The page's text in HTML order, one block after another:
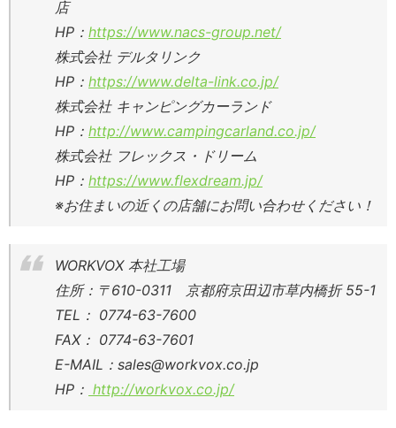
店
HP： https://www.nacs-group.net/
株式会社 デルタリンク
HP： https://www.delta-link.co.jp/
株式会社 キャンピングカーランド
HP： http://www.campingcarland.co.jp/
株式会社 フレックス・ドリーム
HP： https://www.flexdream.jp/
※お住まいの近くの店舗にお問い合わせください！
WORKVOX 本社工場
住所：〒610-0311 京都府京田辺市草内橋折 55-1
TEL： 0774-63-7600
FAX： 0774-63-7601
E-MAIL：sales@workvox.co.jp
HP： http://workvox.co.jp/